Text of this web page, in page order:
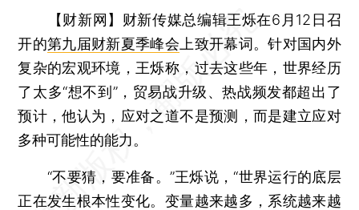
【财新网】 财新传媒总编辑王烁在6月12日召
开的第九届财新夏季峰会 上致开幕词。针对国内外
复杂的宏观环境，王烁称，过去这些年，世界经历
了太多“想不到”，贸易战升级、热战频发都超出了
预计，他认为，应对之道不是预测，而是建立应对
多种可能性的能力。
“不要猜，要准备。”王烁说，“世界运行的底层
正在发生根本性变化。变量越来越多，系统越来越